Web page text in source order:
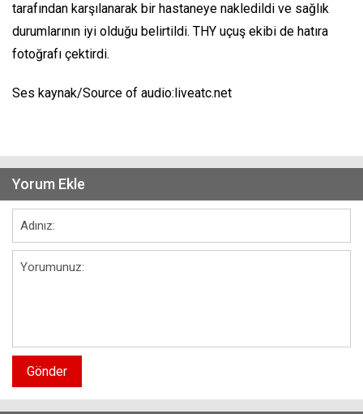
tarafından karşılanarak bir hastaneye nakledildi ve sağlık
durumlarının iyi olduğu belirtildi. THY uçuş ekibi de hatıra
fotoğrafı çektirdi.
Ses kaynak/Source of audio:liveatc.net
Yorum Ekle
Gönder